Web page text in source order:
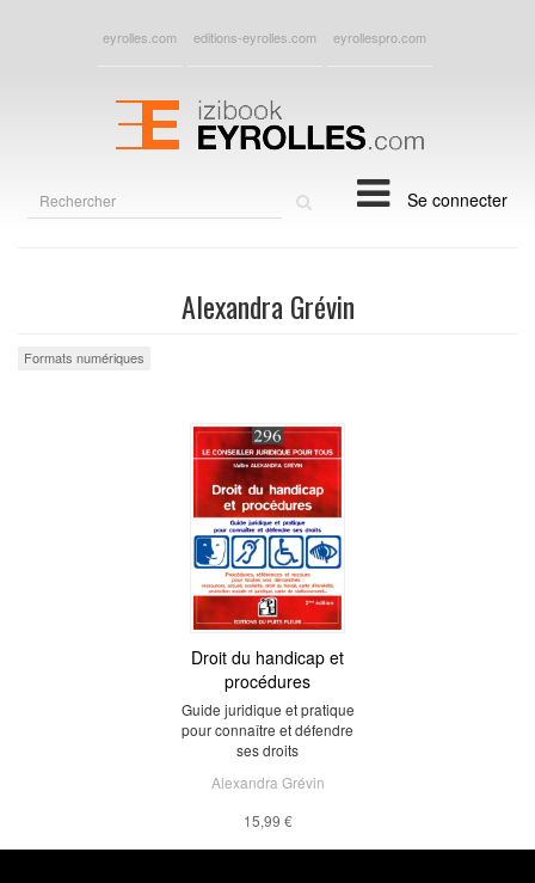
eyrolles.com editions-eyrolles.com eyrollespro.com
Se connecter
Alexandra Grévin
Formats numériques
Droit du handicap et
procédures
Guide juridique et pratique
pour connaître et défendre
ses droits
Alexandra Grévin
15,99 €